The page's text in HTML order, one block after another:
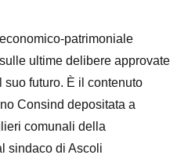
patrimoniale
sulle ultime delibere approvate
futuro. È il contenuto
Consind depositata a
comunali della
sindaco di Ascoli